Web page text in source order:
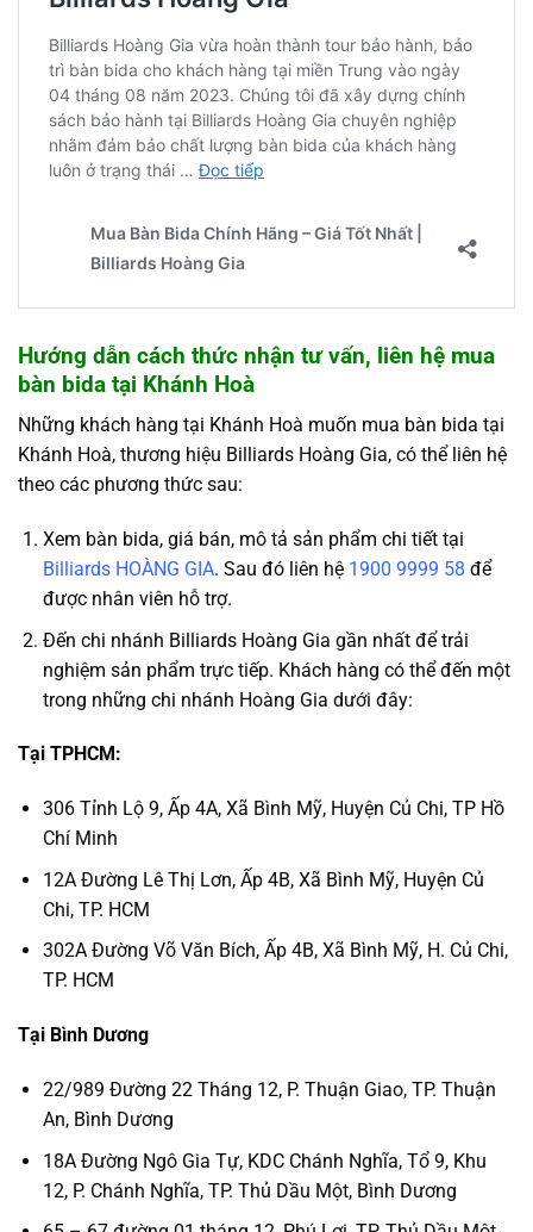
Hướng dẫn cách thức nhận tư vấn, liên hệ mua
bàn bida tại Khánh Hoà
Những khách hàng tại Khánh Hoà muốn mua bàn bida tại
Khánh Hoà, thương hiệu Billiards Hoàng Gia, có thể liên hệ
theo các phương thức sau:
Xem bàn bida, giá bán, mô tả sản phẩm chi tiết tại
Billiards HOÀNG GIA. Sau đó liên hệ 1900 9999 58 để
được nhân viên hỗ trợ.
Đến chi nhánh Billiards Hoàng Gia gần nhất để trải
nghiệm sản phẩm trực tiếp. Khách hàng có thể đến một
trong những chi nhánh Hoàng Gia dưới đây:
Tại TPHCM:
306 Tỉnh Lộ 9, Ấp 4A, Xã Bình Mỹ, Huyện Củ Chi, TP Hồ
Chí Minh
12A Đường Lê Thị Lơn, Ấp 4B, Xã Bình Mỹ, Huyện Củ
Chi, TP. HCM
302A Đường Võ Văn Bích, Ấp 4B, Xã Bình Mỹ, H. Củ Chi,
TP. HCM
Tại Bình Dương
22/989 Đường 22 Tháng 12, P. Thuận Giao, TP. Thuận
An, Bình Dương
18A Đường Ngô Gia Tự, KDC Chánh Nghĩa, Tổ 9, Khu
12, P. Chánh Nghĩa, TP. Thủ Dầu Một, Bình Dương